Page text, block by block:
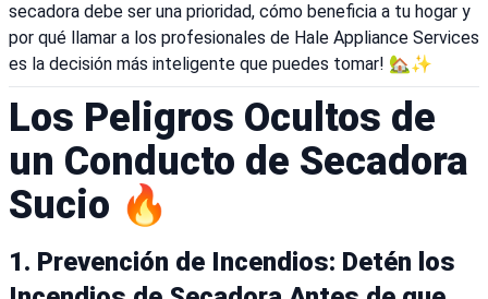
secadora debe ser una prioridad, cómo beneficia a tu hogar y
por qué llamar a los profesionales de Hale Appliance Services
es la decisión más inteligente que puedes tomar! 🏡✨
Los Peligros Ocultos de
un Conducto de Secadora
Sucio 🔥
1. Prevención de Incendios: Detén los